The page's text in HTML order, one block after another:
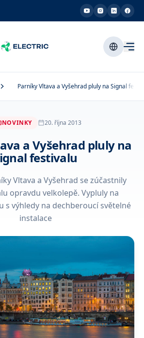
Parníky Vltava a Vyšehrad pluly na Signal
NOVINKY 20. října 2013
a Vyšehrad pluly na
festivalu
Vltava a Vyšehrad se zúčastnily
opravdu velkolepě. Vypluly na
s výhledy na dechberoucí světelné
instalace